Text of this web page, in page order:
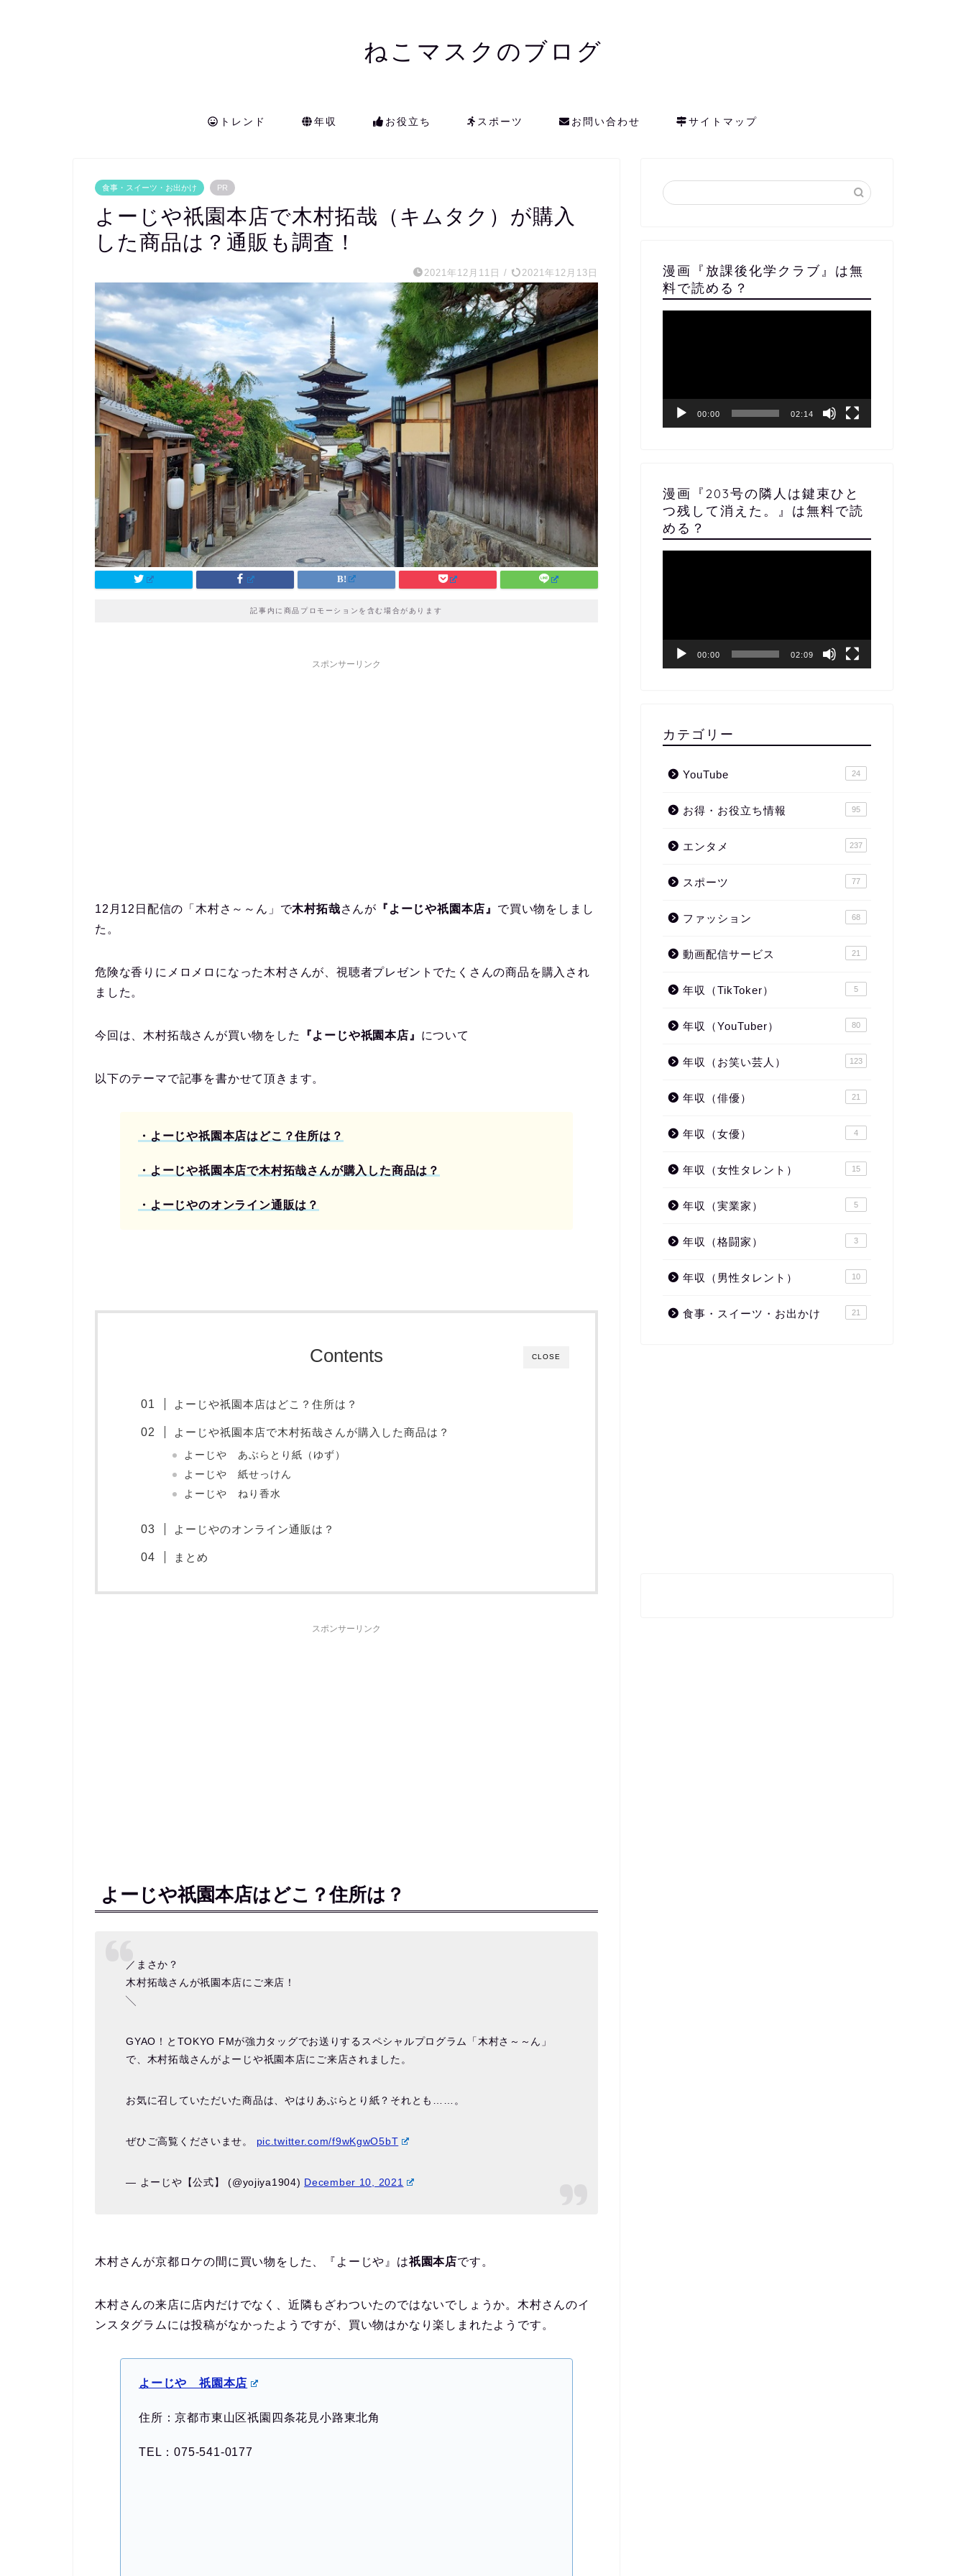
ねこマスクのブログ
トレンド 年収 お役立ち スポーツ お問い合わせ サイトマップ
食事・スイーツ・お出かけ PR
よーじや祇園本店で木村拓哉（キムタク）が購入
した商品は？通販も調査！
2021年12月11日 / 2021年12月13日
記事内に商品プロモーションを含む場合があります
スポンサーリンク
12月12日配信の「木村さ～～ん」で木村拓哉さんが 『よーじや祇園本店』 で買い物をしまし
た。
危険な香りにメロメロになった木村さんが、視聴者プレゼントでたくさんの商品を購入され
ました。
今回は、木村拓哉さんが買い物をした 『よーじや祇園本店』 について
以下のテーマで記事を書かせて頂きます。
・よーじや祇園本店はどこ？住所は？
・よーじや祇園本店で木村拓哉さんが購入した商品は？
・よーじやのオンライン通販は？
CLOSE
Contents
よーじや祇園本店はどこ？住所は？
よーじや祇園本店で木村拓哉さんが購入した商品は？
よーじや あぶらとり紙（ゆず）
よーじや 紙せっけん
よーじや ねり香水
よーじやのオンライン通販は？
まとめ
スポンサーリンク
よーじや祇園本店はどこ？住所は？
／まさか？
木村拓哉さんが祇園本店にご来店！
╲
GYAO！とTOKYO FMが強力タッグでお送りするスペシャルプログラム「木村さ～～ん」
で、木村拓哉さんがよーじや祇園本店にご来店されました。
お気に召していただいた商品は、やはりあぶらとり紙？それとも……。
ぜひご高覧くださいませ。 pic.twitter.com/f9wKgwO5bT
— よーじや【公式】 (@yojiya1904) December 10, 2021
木村さんが京都ロケの間に買い物をした、『よーじや』は祇園本店です。
木村さんの来店に店内だけでなく、近隣もざわついたのではないでしょうか。木村さんのイ
ンスタグラムには投稿がなかったようですが、買い物はかなり楽しまれたようです。
よーじや 祇園本店
住所：京都市東山区祇園四条花見小路東北角
TEL：075-541-0177
漫画『放課後化学クラブ』は無
料で読める？
00:00 02:14
漫画『203号の隣人は鍵束ひと
つ残して消えた。』は無料で読
める？
00:00 02:09
カテゴリー
YouTube 24
お得・お役立ち情報 95
エンタメ 237
スポーツ 77
ファッション 68
動画配信サービス 21
年収（TikToker） 5
年収（YouTuber） 80
年収（お笑い芸人） 123
年収（俳優） 21
年収（女優） 4
年収（女性タレント） 15
年収（実業家） 5
年収（格闘家） 3
年収（男性タレント） 10
食事・スイーツ・お出かけ 21